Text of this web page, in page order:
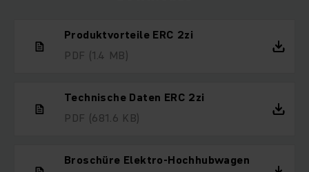
Produktvorteile ERC 2zi
PDF (1.4 MB)
Technische Daten ERC 2zi
PDF (681.6 KB)
Broschüre Elektro-Hochhubwagen